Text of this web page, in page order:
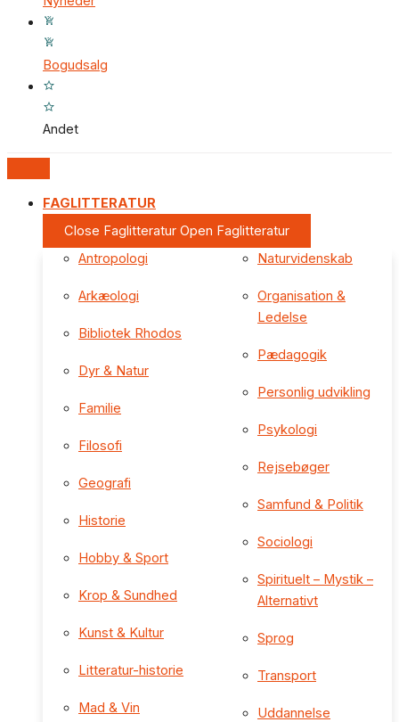
Bogudsalg
Andet
FAGLITTERATUR
Close Faglitteratur Open Faglitteratur
Antropologi
Arkæologi
Bibliotek Rhodos
Dyr & Natur
Familie
Filosofi
Geografi
Historie
Hobby & Sport
Krop & Sundhed
Kunst & Kultur
Litteratur-historie
Mad & Vin
Naturvidenskab
Organisation &
Ledelse
Pædagogik
Personlig udvikling
Psykologi
Rejsebøger
Samfund & Politik
Sociologi
Spirituelt – Mystik –
Alternativt
Sprog
Transport
Uddannelse